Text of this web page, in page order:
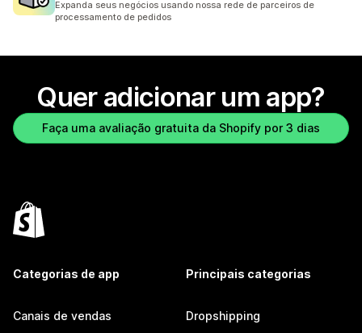
Expanda seus negócios usando nossa rede de parceiros de
processamento de pedidos
Quer adicionar um app?
Faça uma avaliação gratuita da Shopify por 3 dias
Categorias de app
Canais de vendas
Principais categorias
Dropshipping